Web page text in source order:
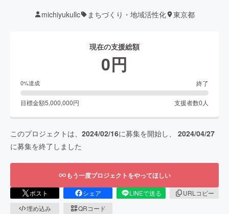
michiyukullc まちづくり・地域活性化 東京都
現在の支援総額
0円
0%達成 終了
目標金額5,000,000円 支援者数0 人
このプロジェクトは、 2024/02/16に募集を開始し、 2024/04/27
に募集を終了しました
もう一度プロジェクトをやってほしい
ポスト シェア LINEで送る
URLコピー
埋め込み
QRコード